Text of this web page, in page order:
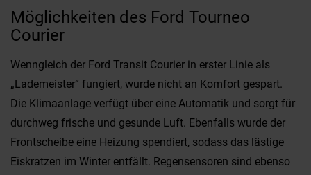
Möglichkeiten des Ford Tourneo
Courier
Wenngleich der Ford Transit Courier in erster Linie als
„Lademeister“ fungiert, wurde nicht an Komfort gespart.
Die Klimaanlage verfügt über eine Automatik und sorgt für
durchweg frische und gesunde Luft. Ebenfalls wurde der
Frontscheibe eine Heizung spendiert, sodass das lästige
Eiskratzen im Winter entfällt. Regensensoren sind ebenso